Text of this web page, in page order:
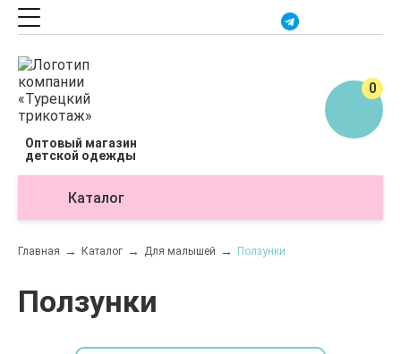
Оптовый магазин
детской одежды
0
Каталог
Главная Каталог Для малышей Ползунки
Ползунки